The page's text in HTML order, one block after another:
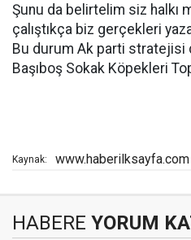
Şunu da belirtelim siz halkı
çalıştıkça biz gerçekleri
Bu durum Ak parti
Başıboş Sokak Köpekleri
Kaynak: www.haberilksayfa.com
HABERE YORUM